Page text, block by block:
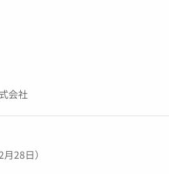
会社
28日）